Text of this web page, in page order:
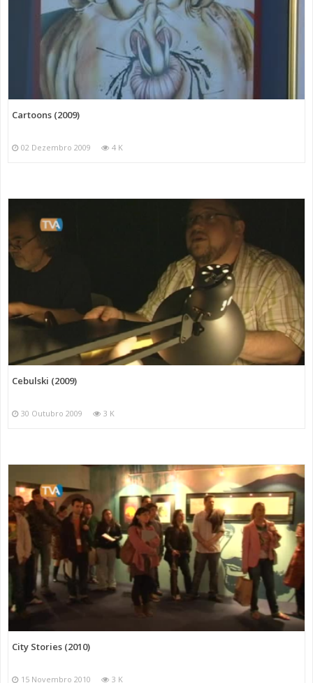
Cartoons (2009)
02 Dezembro 2009 4 K
Cebulski (2009)
30 Outubro 2009 3 K
City Stories (2010)
15 Novembro 2010 3 K